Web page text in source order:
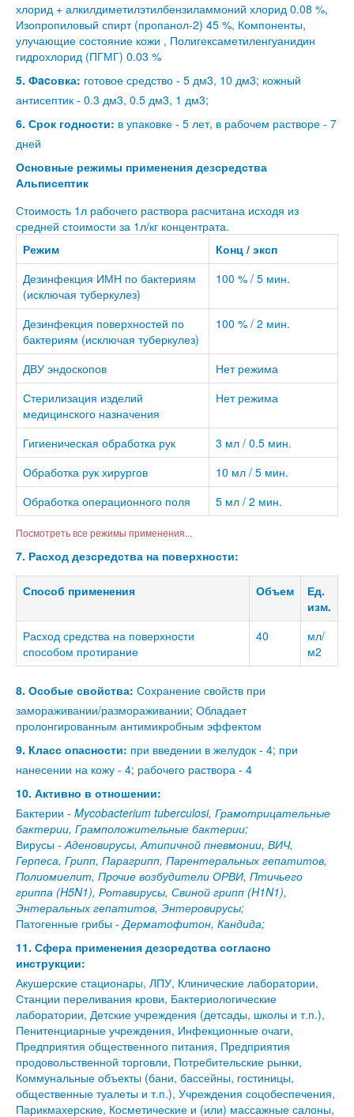
хлорид + алкилдиметилэтилбензиламмоний хлорид 0.08 %,
Изопропиловый спирт (пропанол-2) 45 %, Компоненты,
улучающие состояние кожи , Полигексаметиленгуанидин
гидрохлорид (ПГМГ) 0.03 %
5. Фacовка: готовое средство - 5 дм3, 10 дм3; кожный
антисептик - 0.3 дм3, 0.5 дм3, 1 дм3;
6. Срок годности: в упаковке - 5 лет, в рабочем растворе - 7
дней
Основные режимы применения дезсредства
Альписептик
Стоимость 1л рабочего раствора расчитана исходя из
средней стоимости за 1л/кг концентрата.
Режим
Конц / эксп
Дезинфекция ИМН по бактериям
(исключая туберкулез)
100 % / 5 мин.
Дезинфекция поверхностей по
бактериям (исключая туберкулез)
100 % / 2 мин.
ДВУ эндоскопов
Нет режима
Стерилизация изделий
медицинского назначения
Нет режима
Гигиеническая обработка рук
3 мл / 0.5 мин.
Обработка рук хирургов
10 мл / 5 мин.
Обработка операционного поля
5 мл / 2 мин.
Посмотреть все режимы применения...
7. Расход дезсредства на поверхности:
Способ применения Объем
Ед.
изм.
Расход средства на поверхности
способом протирание
40
мл/
м2
8. Особые свойства: Сохранение свойств при
замораживании/размораживании; Обладает
пролонгированным антимикробным эффектом
9. Класс опасности: при введении в желудок - 4; при
нанесении на кожу - 4; рабочего раствора - 4
10. Активно в отношении:
Бактерии - Mycobacterium tuberculosi, Грамотрицательные
бактерии, Грамположительные бактерии;
Вирусы -Аденовирусы, Атипичной пневмонии, ВИЧ,
Герпеса, Грипп, Парагрипп, Парентеральных гепатитов,
Полиомиелит, Прочие возбудители ОРВИ, Птичьего
гриппа (H5N1), Ротавирусы, Свиной грипп (H1N1),
Энтеральных гепатитов, Энтеровирусы;
Патогенные грибы -Дерматофитон, Кандида;
11. Сфера применения дезсредства согласно
инструкции:
Акушерские стационары, ЛПУ, Клинические лаборатории,
Станции переливания крови, Бактериологические
лаборатории, Детские учреждения (детсады, школы и т.п.),
Пенитенциарные учреждения, Инфекционные очаги,
Предприятия общественного питания, Предприятия
продовольственной торговли, Потребительские рынки,
Коммунальные объекты (бани, бассейны, гостиницы,
общественные туалеты и т.п.), Учреждения соцобеспечения,
Парикмахерские, Косметические и (или) массажные салоны,